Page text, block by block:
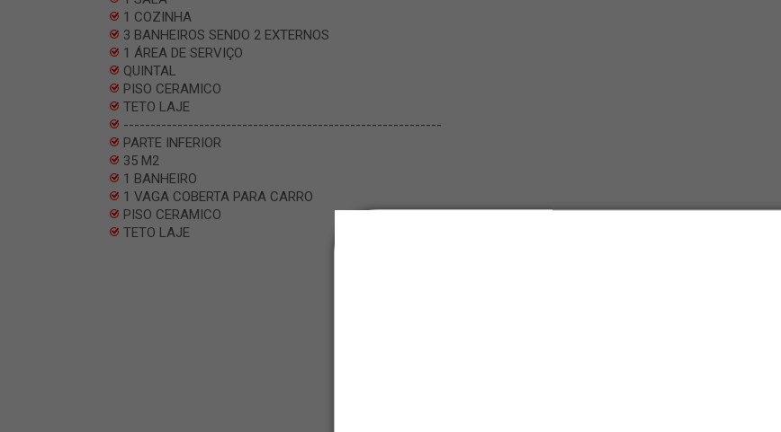
1 COZINHA
3 BANHEIROS SENDO 2 EXTERNOS
1 ÁREA DE SERVIÇO
QUINTAL
PISO CERAMICO
TETO LAJE
-----------------------------------------------------------
PARTE INFERIOR
35 M2
1 BANHEIRO
1 VAGA COBERTA PARA CARRO
PISO CERAMICO
TETO LAJE